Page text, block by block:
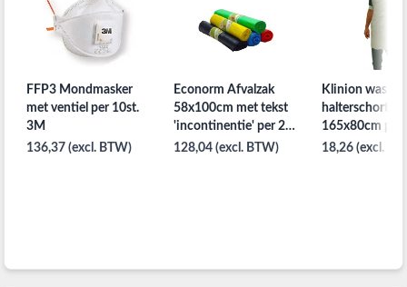
FFP3 Mondmasker
met ventiel per 10st.
3M
136,37 (excl. BTW)
Econorm Afvalzak
58x100cm met tekst
'incontinentie' per 20
rol x 25st wit
128,04 (excl. BTW)
Klinion
halterschort
165x80cm per
verpakt
18,26 (excl.